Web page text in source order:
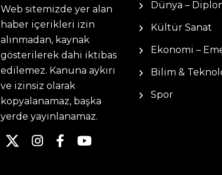
Web sitemizde yer alan
haber içerikleri izin
alınmadan, kaynak
gösterilerek dahi iktibas
edilemez. Kanuna aykırı
ve izinsiz olarak
kopyalanamaz, başka
yerde yayınlanamaz.
Dünya –
Kültür Sanat
Ekonomi –
Bilim &
Spor